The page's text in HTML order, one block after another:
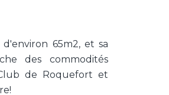
65m2, et sa
des commodités
de Roquefort et